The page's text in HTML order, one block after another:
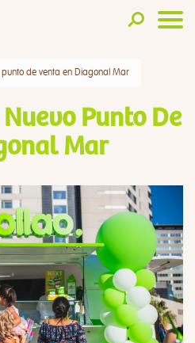
de venta en Diagonal Mar
Punto De
Mar